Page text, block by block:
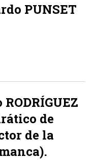
PUNSET
de
de la